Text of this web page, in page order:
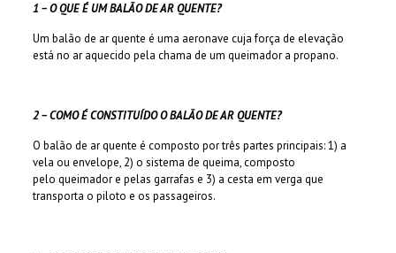
1 – O QUE É UM BALÃO DE AR QUENTE?
Um balão de ar quente é uma aeronave cuja força de elevação
está no ar aquecido pela chama de um queimador a propano.
2 – COMO É CONSTITUÍDO O BALÃO DEAR QUENTE?
O balão de ar quente é composto por três partes principais: 1) a
vela ou envelope, 2) o sistema de queima, composto
pelo queimador e pelas garrafas e 3) a cesta em verga que
transporta o piloto e os passageiros.